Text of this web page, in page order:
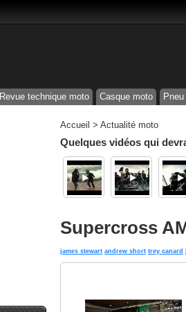
Revue technique moto Casque moto
Accueil > Actualité moto
Quelques vidéos qui
Supercross
james stewart andrew short trey canard